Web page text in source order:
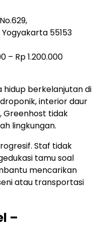
55153
– Rp 1.200.000
hidup berkelanjutan di
interior daur
Greenhost tidak
lingkungan.
Staf tidak
tamu soal
mencarikan
atau transportasi
–